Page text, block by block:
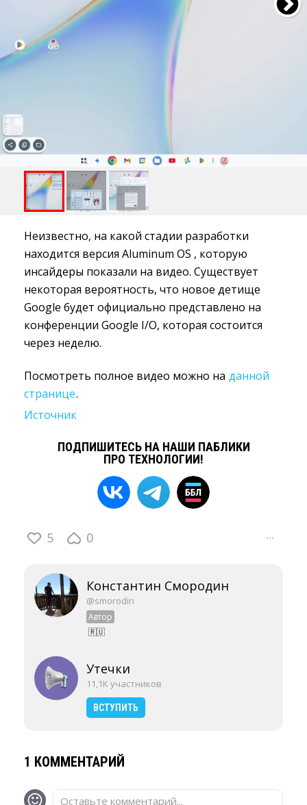
Неизвестно, на какой стадии разработки
находится версия Aluminum OS , которую
инсайдеры показали на видео. Существует
некоторая вероятность, что новое детище
Google будет официально представлено на
конференции Google I/O, которая состоится
через неделю.
Посмотреть полное видео можно на данной
странице.
Источник
ПОДПИШИТЕСЬ НА НАШИ ПАБЛИКИ
ПРО ТЕХНОЛОГИИ!
5 0 ···
Константин Смородин
@smorodin
Автор
🇷🇺
Утечки
11,1K участников
ВСТУПИТЬ
1 КОММЕНТАРИЙ
Оставьте комментарий...